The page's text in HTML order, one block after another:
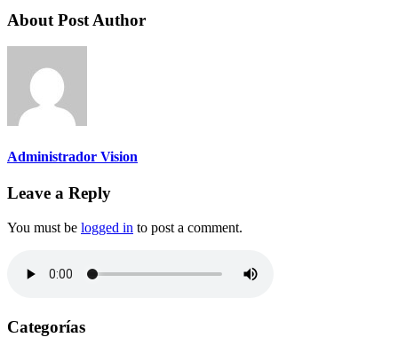
About Post Author
Administrador Vision
Leave a Reply
You must be logged in to post a comment.
Categorías